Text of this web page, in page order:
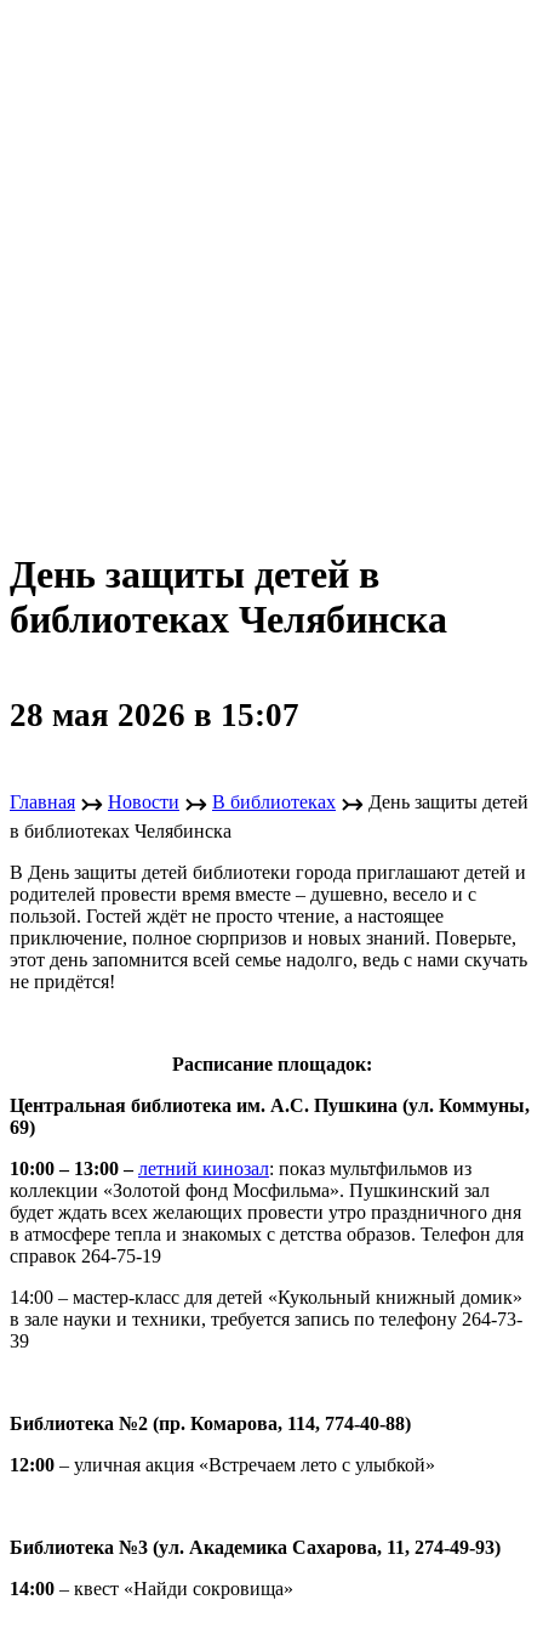
День защиты детей в
библиотеках Челябинска
28 мая 2026 в 15:07
Главная ↣ Новости ↣ В библиотеках ↣ День защиты детей
в библиотеках Челябинска
В День защиты детей библиотеки города приглашают детей и
родителей провести время вместе – душевно, весело и с
пользой. Гостей ждёт не просто чтение, а настоящее
приключение, полное сюрпризов и новых знаний. Поверьте,
этот день запомнится всей семье надолго, ведь с нами скучать
не придётся!
Расписание площадок:
Центральная библиотека им. А.С. Пушкина (ул. Коммуны,
69)
10:00 – 13:00 –летний кинозал: показ мультфильмов из
коллекции «Золотой фонд Мосфильма». Пушкинский зал
будет ждать всех желающих провести утро праздничного дня
в атмосфере тепла и знакомых с детства образов. Телефон для
справок 264-75-19
14:00 – мастер-класс для детей «Кукольный книжный домик»
в зале науки и техники, требуется запись по телефону 264-73-
39
Библиотека №2 (пр. Комарова, 114, 774-40-88)
12:00 – уличная акция «Встречаем лето с улыбкой»
Библиотека №3 (ул. Академика Сахарова, 11, 274-49-93)
14:00 – квест «Найди сокровища»